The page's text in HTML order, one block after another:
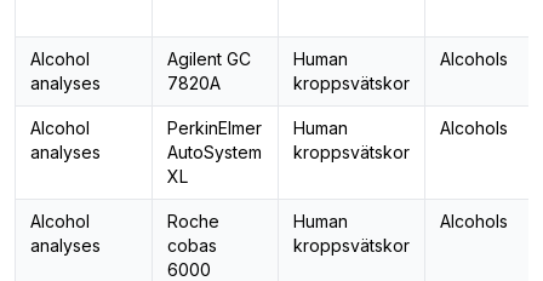
Alcohol
analyses
Agilent GC
7820A
Human
kroppsvätskor
Alcohols
Alcohol
analyses
PerkinElmer
AutoSystem
XL
Human
kroppsvätskor
Alcohols
Alcohol
analyses
Roche
cobas
6000
Human
kroppsvätskor
Alcohols